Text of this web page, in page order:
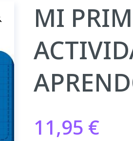
MI
11,95 €